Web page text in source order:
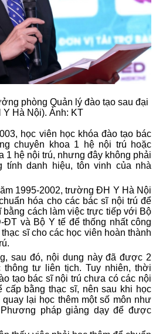
phòng Quản lý đào tạo sau đại
Y Hà Nội). Ảnh: KT
học viên học khóa đào tạo bác
chuyên khoa 1 hệ nội trú hoặc
1 hệ nội trú, nhưng đây không phải
tính danh hiệu, tôn vinh của nhà
1995-2002, trường ĐH Y Hà Nội
hóa cho các bác sĩ nội trú để
cách làm việc trực tiếp với Bộ
ĐT và Bộ Y tế để thống nhất công
sĩ cho các học viên hoàn thành
sau đó, nội dung này đã được 2
thông tư liên tịch. Tuy nhiên, thời
tạo bác sĩ nội trú chưa có các nội
cấp bằng thạc sĩ, nên sau khi học
lại học thêm một số môn như
pháp giảng dạy để được